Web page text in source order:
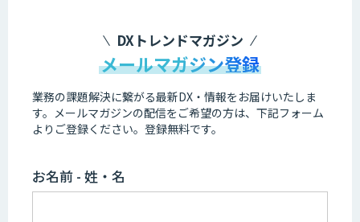
DXトレンドマガジン
メールマガジン登録
業務の課題解決に繋がる最新DX・情報をお届けいたしま
す。 メールマガジンの配信をご希望の方は、下記フォーム
よりご登録ください。登録無料です。
お名前 - 姓・名